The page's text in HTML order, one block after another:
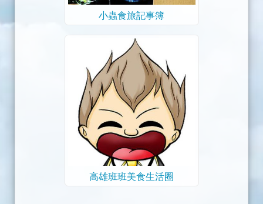
小蟲食旅記事簿
高雄班班美食生活圈